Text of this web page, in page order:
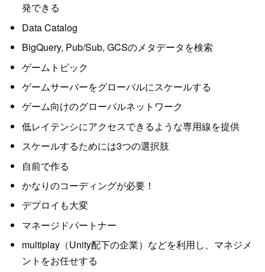
発できる
Data Catalog
BigQuery, Pub/Sub, GCSのメタデータを検索
ゲームトピック
ゲームサーバーをグローバルにスケールする
ゲーム向けのグローバルネットワーク
低レイテンシにアクセスできるような専用線を提供
スケールするためには3つの選択肢
自前で作る
かなりのコーディングが必要！
デプロイも大変
マネージドパートナー
multiplay（Unity配下の企業）などを利用し、マネジメ
ントをお任せする